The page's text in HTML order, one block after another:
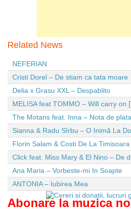
Related News
NEFERIAN
Cristi Dorel – De stiam ca tata moare
Delia x Grasu XXL – Despablito
MELISA feat TOMMO – Will carry on
The Motans feat. Inna – Nota de plata
Sianna & Radu Sîrbu – O Inimă La
Florin Salam & Costi De La
Click feat. Miss Mary & El Nino – De
Ana Maria – Vorbeste-mi In Soapte
ANTONIA – Iubirea Mea
Abonare la muzica